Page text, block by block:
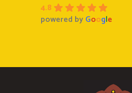
4.8
powered byGoogle